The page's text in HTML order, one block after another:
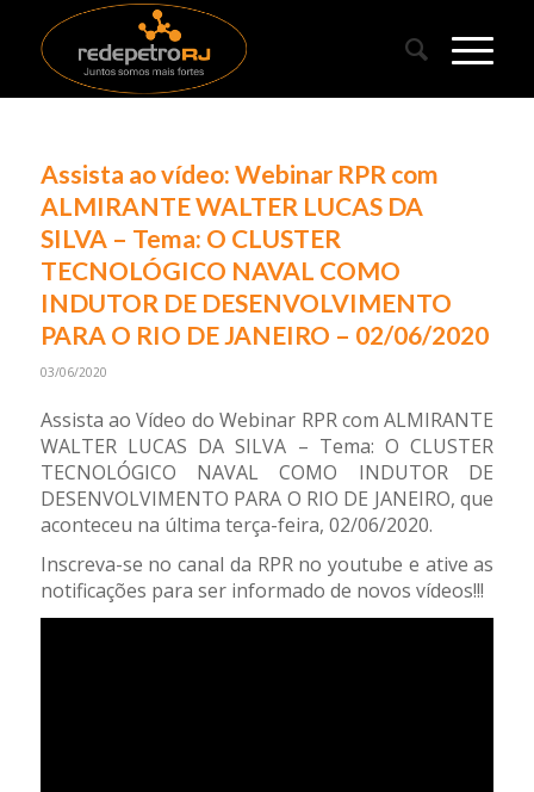
Assista ao vídeo: Webinar RPR com
ALMIRANTE WALTER LUCAS DA
SILVA – Tema: O CLUSTER
TECNOLÓGICO NAVAL COMO
INDUTOR DE DESENVOLVIMENTO
PARA O RIO DE JANEIRO – 02/06/2020
03/06/2020
Assista ao Vídeo do Webinar RPR com ALMIRANTE
WALTER LUCAS DA SILVA – Tema: O CLUSTER
TECNOLÓGICO NAVAL COMO INDUTOR DE
DESENVOLVIMENTO PARA O RIO DE JANEIRO, que
aconteceu na última terça-feira, 02/06/2020.
Inscreva-se no canal da RPR no youtube e ative as
notificações para ser informado de novos vídeos!!!